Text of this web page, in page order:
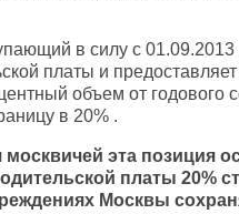
в силу с 01.09.2013
платы и
объем от годового
в 20% .
эта позиция
платы 20%
Москвы